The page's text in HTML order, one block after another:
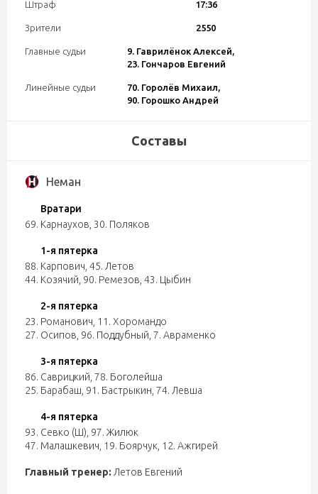
Штраф 17:36
Зрители 2550
Главные судьи
9. Гаврилёнок Алексей,
23. Гончаров Евгений
Линейные судьи
70. Горолёв Михаил,
90. Горошко Андрей
Составы
Неман
Вратари
69. Карнаухов 30. Поляков
1-я пятерка
88. Карпович 45. Летов
44. Козячий 90. Ремезов 43. Цыбин
2-я пятерка
23. Романович 11. Хоромандо
27. Осипов 96. Поддубный 7. Авраменко
3-я пятерка
86. Саврицкий 78. Боголейша
25. Барабаш 91. Бастрыкин 74. Левша
4-я пятерка
93. Севко (Ш) 97. Жилюк
47. Малашкевич 19. Боярчук 12. Ажгирей
Главный тренер: Летов Евгений